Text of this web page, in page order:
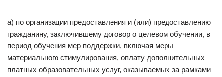
а) по организации предоставления и (или) предоставлению
гражданину, заключившему договор о целевом обучении, в
период обучения мер поддержки, включая меры
материального стимулирования, оплату дополнительных
платных образовательных услуг, оказываемых за рамками